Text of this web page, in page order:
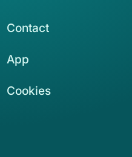
Contact
App
Cookies